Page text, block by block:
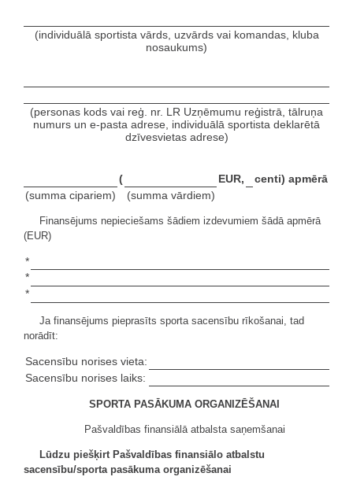
(individuālā sportista vārds, uzvārds vai komandas, kluba
nosaukums)
(personas kods vai reģ. nr. LR Uzņēmumu reģistrā, tālruņa
numurs un e-pasta adrese, individuālā sportista deklarētā
dzīvesvietas adrese)
( EUR,
centi) apmērā
(summa cipariem)
(summa vārdiem)
Finansējums nepieciešams šādiem izdevumiem šādā apmērā
(EUR)
*
*
*
Ja finansējums pieprasīts sporta sacensību rīkošanai, tad
norādīt:
Sacensību norises vieta:
Sacensību norises laiks:
SPORTA PASĀKUMA ORGANIZĒŠANAI
Pašvaldības finansiālā atbalsta saņemšanai
Lūdzu piešķirt Pašvaldības finansiālo atbalstu
sacensību/sporta pasākuma organizēšanai